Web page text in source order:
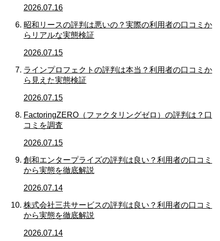
2026.07.16
昭和リースの評判は悪いの？実際の利用者の口コミか
らリアルな実態検証
2026.07.15
ラインプロフェクトの評判は本当？利用者の口コミか
ら見えた実態検証
2026.07.15
FactoringZERO（ファクタリングゼロ）の評判は？口
コミを調査
2026.07.15
創和エンタープライズの評判は良い？利用者の口コミ
から実態を徹底解説
2026.07.14
株式会社三共サービスの評判は良い？利用者の口コミ
から実態を徹底解説
2026.07.14